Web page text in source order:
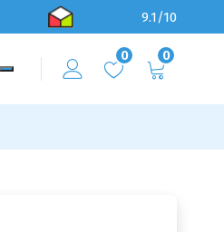
9.1/10
0 0